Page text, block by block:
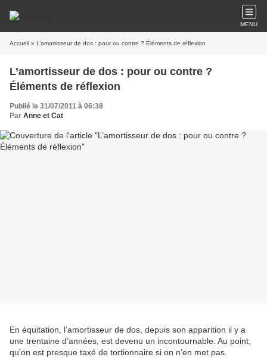
MENU
Accueil » L’amortisseur de dos : pour ou contre ? Éléments de réflexion
L’amortisseur de dos : pour ou contre ?
Éléments de réflexion
Publié le 31/07/2011 à 06:38
Par Anne et Cat
En équitation, l’amortisseur de dos, depuis son apparition il y a
une trentaine d’années, est devenu un incontournable. Au point,
qu’on est presque taxé de tortionnaire si on n’en met pas.